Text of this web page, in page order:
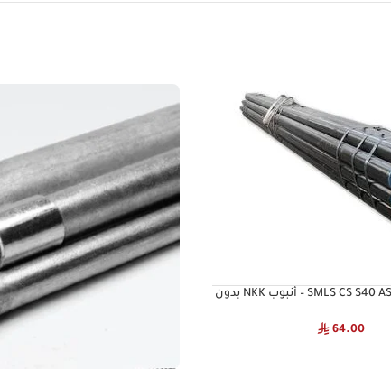
أنبوب SMLS CS S40 ASTM A53 JSC – أنبوب NKK بدون
64.00